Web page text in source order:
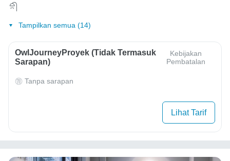
Tampilkan semua (14)
OwlJourneyProyek (Tidak Termasuk
Sarapan)
Kebijakan
Pembatalan
Tanpa sarapan
Lihat Tarif